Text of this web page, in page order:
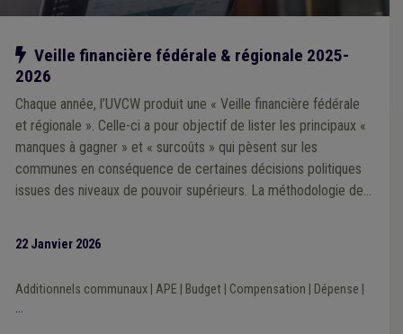
Notre action
Veille financière fédérale & régionale 2025-
2026
Chaque année, l’UVCW produit une « Veille financière fédérale
et régionale ». Celle-ci a pour objectif de lister les principaux «
manques à gagner » et « surcoûts » qui pèsent sur les
communes en conséquence de certaines décisions politiques
issues des niveaux de pouvoir supérieurs. La méthodologie de
22 Janvier 2026
Additionnels communaux| APE Budget| Compensation Dépense
...